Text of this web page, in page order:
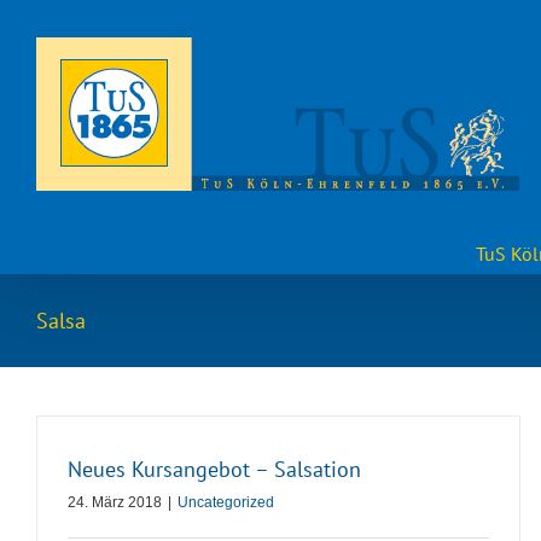
Inhalt
TuS
Salsa
Neues Kursangebot – Salsation
24. März 2018 Uncategorized